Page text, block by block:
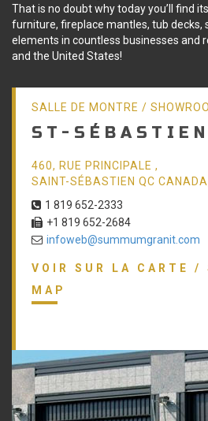
That is no doubt why today you’ll find
furniture, fireplace mantles, tub decks,
elements in countless businesses and
and the United States!
SALLE DE MONTRE /
ST-SÉBASTIEN
460, RUE PRINCIPALE ,
SAINT-SÉBASTIEN QC
1 819 652-2333
+1 819 652-2684
infoweb@summumgranit.com
VOIR SUR LA CARTE /
MAP